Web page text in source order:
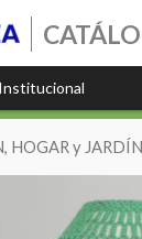
Institucional
HOGAR y JARDÍN